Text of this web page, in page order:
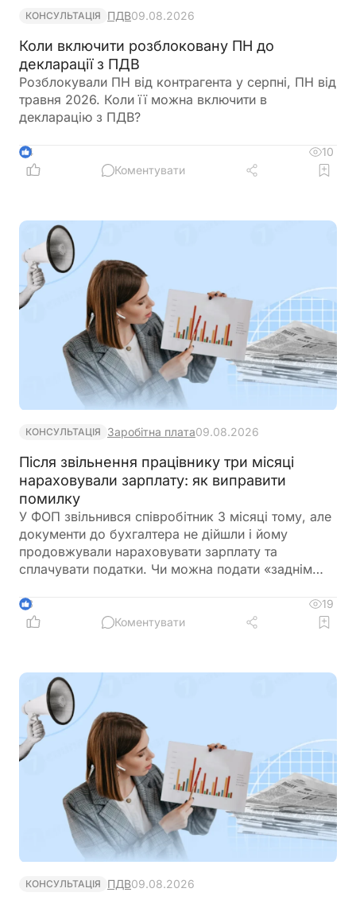
КОНСУЛЬТАЦІЯ ПДВ09.08.2026
Коли включити розблоковану ПН до
декларації з ПДВ
Розблокували ПН від контрагента у серпні, ПН від
травня 2026. Коли її можна включити в
декларацію з ПДВ?
4
10
Коментувати
КОНСУЛЬТАЦІЯ Заробітна плата09.08.2026
Після звільнення працівнику три місяці
нараховували зарплату: як виправити
помилку
У ФОП звільнився співробітник 3 місяці тому, але
документи до бухгалтера не дійшли і йому
продовжували нараховувати зарплату та
сплачувати податки. Чи можна подати «заднім
податкову та відкоригувати зарплатну звітність? І
чи повинен він повернути виплачену йому
3
19
Коментувати
КОНСУЛЬТАЦІЯ ПДВ09.08.2026